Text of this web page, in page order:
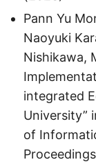
Pann Yu
Naoyuki
Nishikawa,
integrated
University”
of